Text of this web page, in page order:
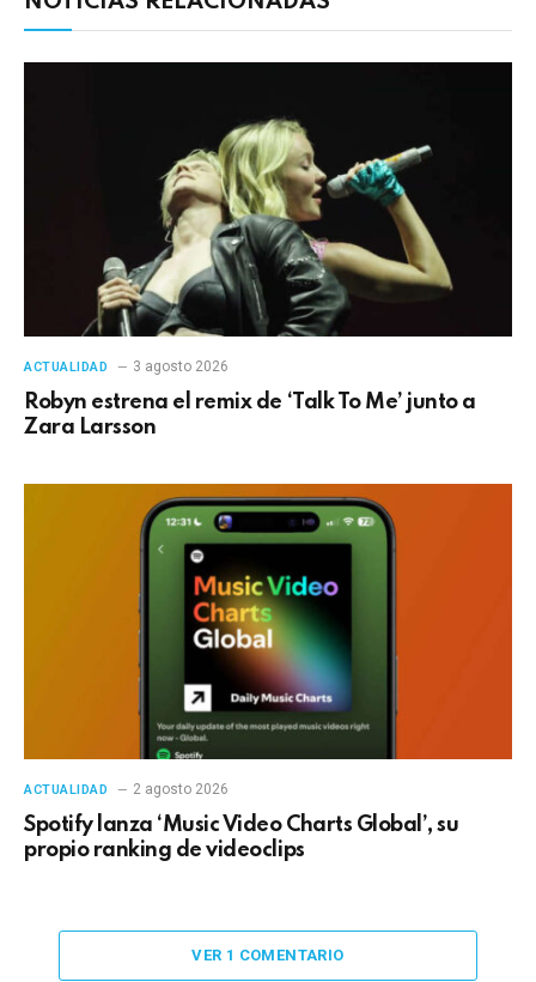
ACTUALIDAD 3 agosto 2026
Robyn estrena el remix de ‘Talk To Me’ junto a
Zara Larsson
ACTUALIDAD 2 agosto 2026
Spotify lanza ‘Music Video Charts Global’, su
propio ranking de videoclips
VER 1 COMENTARIO